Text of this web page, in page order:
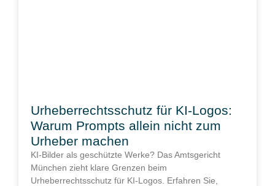
Urheberrechtsschutz für KI-Logos:
Warum Prompts allein nicht zum
Urheber machen
KI-Bilder als geschützte Werke? Das Amtsgericht
München zieht klare Grenzen beim
Urheberrechtsschutz für KI-Logos. Erfahren Sie,